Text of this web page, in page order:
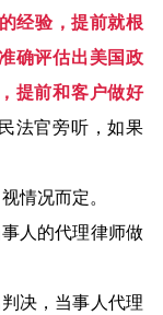
经验，提前就根
确评估出美国政
提前和客户做好
法官旁听，如果
情况而定。
人的代理律师做
决，当事人代理